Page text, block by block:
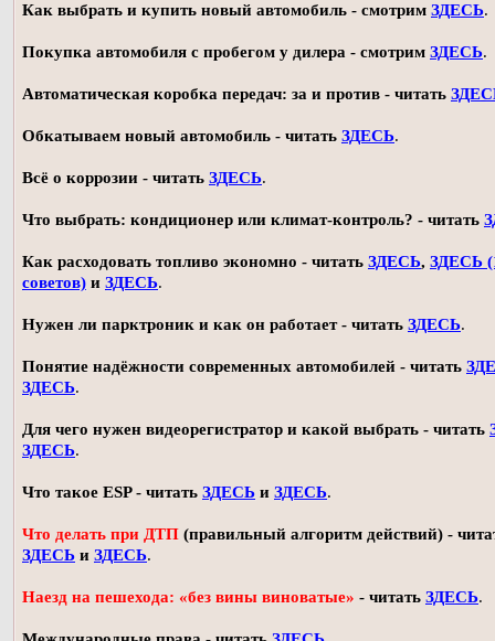
Как выбрать и купить новый автомобиль - смотрим ЗДЕСЬ.
Покупка автомобиля с пробегом у дилера - смотрим ЗДЕСЬ.
Автоматическая коробка передач: за и против - читать
Обкатываем новый автомобиль - читать ЗДЕСЬ.
Всё о коррозии - читать ЗДЕСЬ.
Что выбрать: кондиционер или климат-контроль? - читать
Как расходовать топливо экономно - читать ЗДЕСЬ, ЗДЕСЬ
советов) и ЗДЕСЬ.
Нужен ли парктроник и как он работает - читать ЗДЕСЬ.
Понятие надёжности современных автомобилей - читать
ЗДЕСЬ.
Для чего нужен видеорегистратор и какой выбрать - читать
ЗДЕСЬ.
Что такое ESP - читать ЗДЕСЬ и ЗДЕСЬ.
Что делать при ДТП (правильный алгоритм действий) -
ЗДЕСЬ и ЗДЕСЬ.
Наезд на пешехода: «без вины виноватые» - читать ЗДЕСЬ.